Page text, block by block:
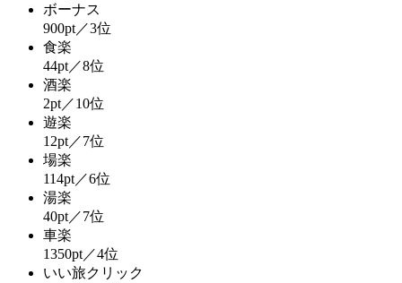
ボーナス
900pt／3位
食楽
44pt／8位
酒楽
2pt／10位
遊楽
12pt／7位
場楽
114pt／6位
湯楽
40pt／7位
車楽
1350pt／4位
いい旅クリック